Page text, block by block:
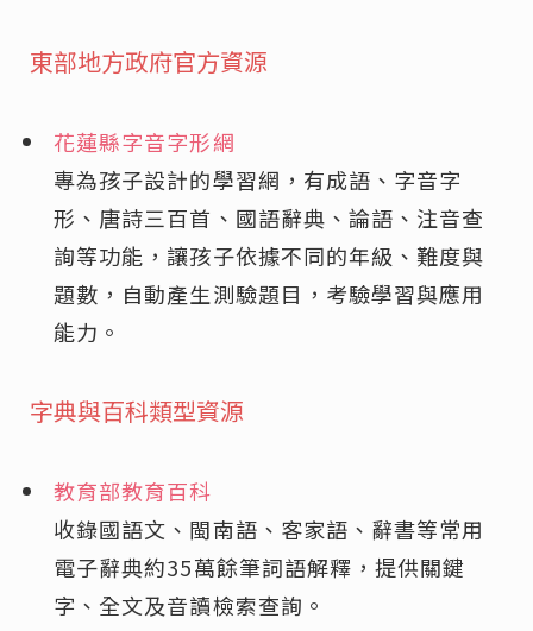
東部地方政府官方資源
花蓮縣字音字形網
專為孩子設計的學習網，有成語、字音字
形、唐詩三百首、國語辭典、論語、注音查
詢等功能，讓孩子依據不同的年級、難度與
題數，自動產生測驗題目，考驗學習與應用
能力。
字典與百科類型資源
教育部教育百科
收錄國語文、閩南語、客家語、辭書等常用
電子辭典約35萬餘筆詞語解釋，提供關鍵
字、全文及音讀檢索查詢。